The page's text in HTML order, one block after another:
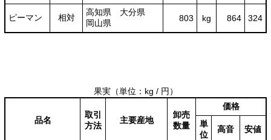
ピーマン 相対
高知県 大分県
岡山県
803 kg 864 324
果実（単位：kg / 円）
品名
取引
方法
主要産地
卸売
数量
価格
単
位
高音 安値